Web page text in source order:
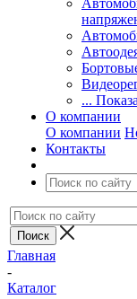
...
О компании
О компании
Контакты
Главная
-
Каталог